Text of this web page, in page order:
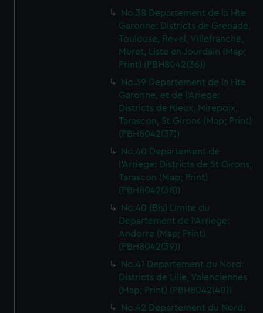
No.38 Departement de la Hte
Garonne: Districts de Grenade,
Toulouse, Revel, Villefranche,
Muret, Liste en Jourdain (Map;
Print) (PBH8042(36))
No.39 Departement de la Hte
Garonne, et de l'Ariege:
Districts de Rieux, Mirepoix,
Tarascon, St Girons (Map; Print)
(PBH8042(37))
No.40 Departement de
l'Arriege: Districts de St Girons,
Tarascon (Map; Print)
(PBH8042(38))
No.40 (Bis) Limite du
Departement de l'Arriege:
Andorre (Map; Print)
(PBH8042(39))
No.41 Departement du Nord:
Districts de Lille, Valenciennes
(Map; Print) (PBH8042(40))
No.42 Departement du Nord: